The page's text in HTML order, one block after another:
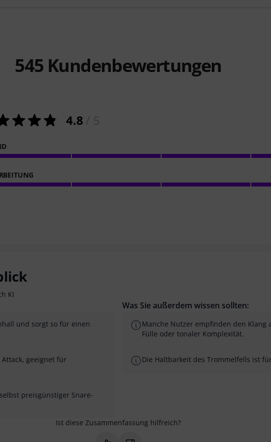
545 Kundenbewertungen
4.8
KI
und sorgt so für einen
geeignet für
preisgünstiger Snare-
Was Sie außerdem wissen sollten:
Manche Nutzer empfinden den Klang
Fülle oder tonaler Komplexität.
Die Haltbarkeit des Trommelfells ist
Ist diese Zusammenfassung hilfreich?